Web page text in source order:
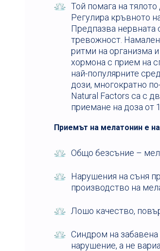
Той помага на тялото
Регулира кръвното
Предпазва нервната
тревожност.
ритми на организма
хормона с прием на
най-популярните
дози, многократно
Natural Factors са с
приемане на доза от
Приемът на мелатонин е
Общо безсъние –
Нарушения на съня
производство на
Лошо качество,
Синдром на
нарушение, а не